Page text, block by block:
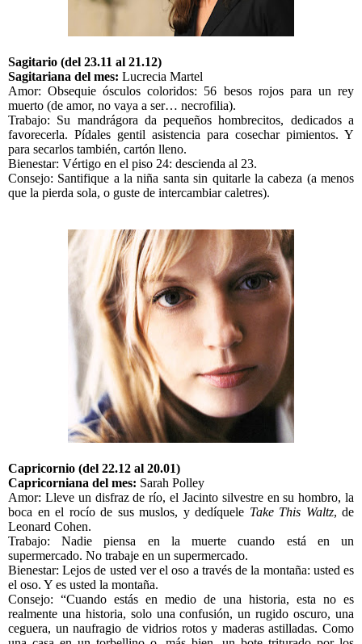
Sagitario (del 23.11 al 21.12)
Sagitariana del mes: Lucrecia Martel
Amor: Obsequie ósculos coloridos: 56 besos rojos para un rey
muerto (de amor, no vaya a ser… necrofilia).
Trabajo: Su mandrágora da pequeños hombrecitos, dedicados a
favorecerla. Pídales gentil asistencia para cosechar pimientos. Y
para secarlos también, cartón lleno.
Bienestar: Vértigo en el piso 24: descienda al 23.
Consejo: Santifique a la niña santa sin quitarle la cabeza (a menos
que la pierda sola, o guste de intercambiar caletres).
Capricornio (del 22.12 al 20.01)
Capricorniana del mes: Sarah Polley
Amor: Lleve un disfraz de río, el Jacinto silvestre en su hombro, la
boca en el rocío de sus muslos, y dedíquele Take This Waltz, de
Leonard Cohen.
Trabajo: Nadie piensa en la muerte cuando está en un
supermercado. No trabaje en un supermercado.
Bienestar: Lejos de usted ver el oso a través de la montaña: usted es
el oso. Y es usted la montaña.
Consejo: “Cuando estás en medio de una historia, esta no es
realmente una historia, solo una confusión, un rugido oscuro, una
ceguera, un naufragio de vidrios rotos y maderas astilladas. Como